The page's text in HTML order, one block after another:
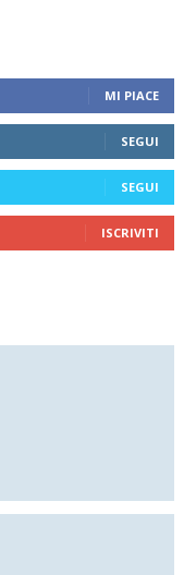
MI PIACE
SEGUI
SEGUI
ISCRIVITI